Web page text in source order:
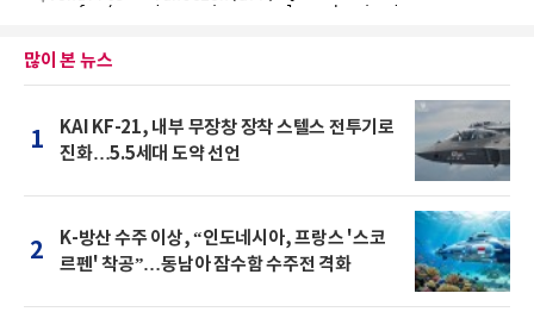
많이 본 뉴스
1
KAI KF-21, 내부 무장창 장착 스텔스 전투기로
진화…5.5세대 도약 선언
2
K-방산 수주 이상, “인도네시아, 프랑스 '스코
르펜' 착공”…동남아 잠수함 수주전 격화